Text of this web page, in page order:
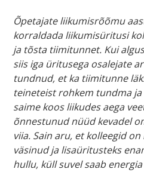
Õpetajate liikumisrõõmu
korraldada liikumisüritusi
ja tõsta tiimitunnet. Kui
siis iga üritusega osalejate
tundnud, et ka tiimitunne
teineteist rohkem tundma
saime koos liikudes aega
õnnestunud nüüd kevadel
viia. Sain aru, et kolleegid
väsinud ja lisaüritusteks
hullu, küll suvel saab